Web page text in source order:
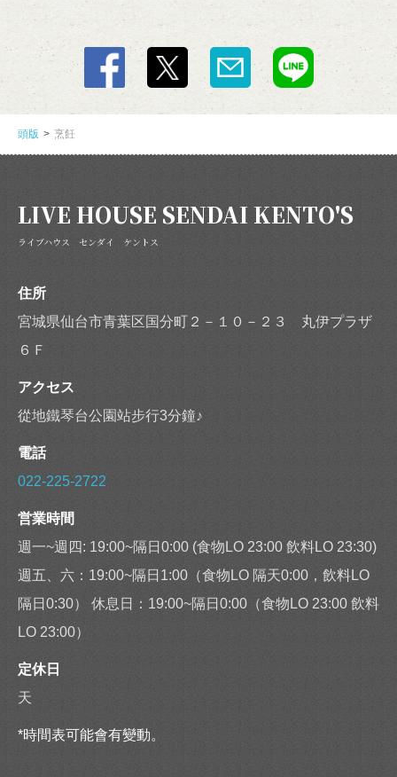
頭版 烹飪
LIVE HOUSE SENDAI KENTO'S
ライブハウス センダイ ケントス
住所
宮城県仙台市青葉区国分町２－１０－２３ 丸伊プラザ
６Ｆ
アクセス
從地鐵琴台公園站步行3分鐘♪
電話
022-225-2722
営業時間
週一~週四: 19:00~隔日0:00 (食物LO 23:00 飲料LO 23:30)
週五、六：19:00~隔日1:00（食物LO 隔天0:00，飲料LO
隔日0:30） 休息日：19:00~隔日0:00（食物LO 23:00 飲料
LO 23:00）
定休日
天
*時間表可能會有變動。